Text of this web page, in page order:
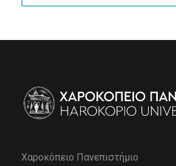
Χαροκόπειο Πανεπιστήμιο